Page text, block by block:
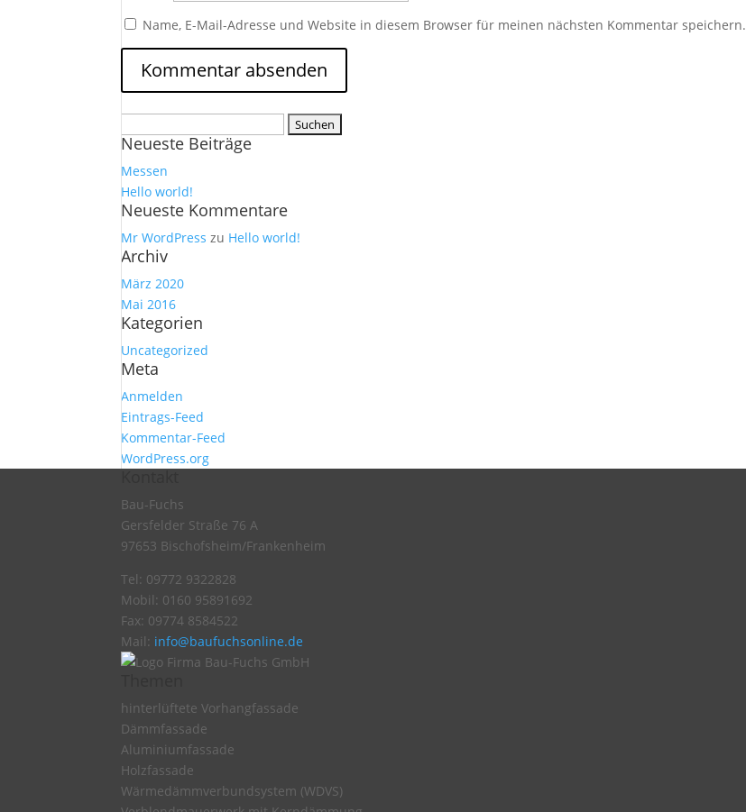
Name, E-Mail-Adresse und Website in diesem Browser für meinen nächsten Kommentar speichern.
nach:
Neueste Beiträge
Messen
Hello world!
Neueste Kommentare
Mr WordPress zu Hello world!
Archiv
März 2020
Mai 2016
Kategorien
Uncategorized
Meta
Anmelden
Eintrags-Feed
Kommentar-Feed
WordPress.org
Bau-Fuchs
Gersfelder Straße 76 A
97653 Bischofsheim/Frankenheim
Tel: 09772 9322828
Mobil: 0160 95891692
Fax: 09774 8584522
Mail: info@baufuchsonline.de
hinterlüftete Vorhangfassade
Dämmfassade
Aluminiumfassade
Holzfassade
Wärmedämmverbundsystem (WDVS)